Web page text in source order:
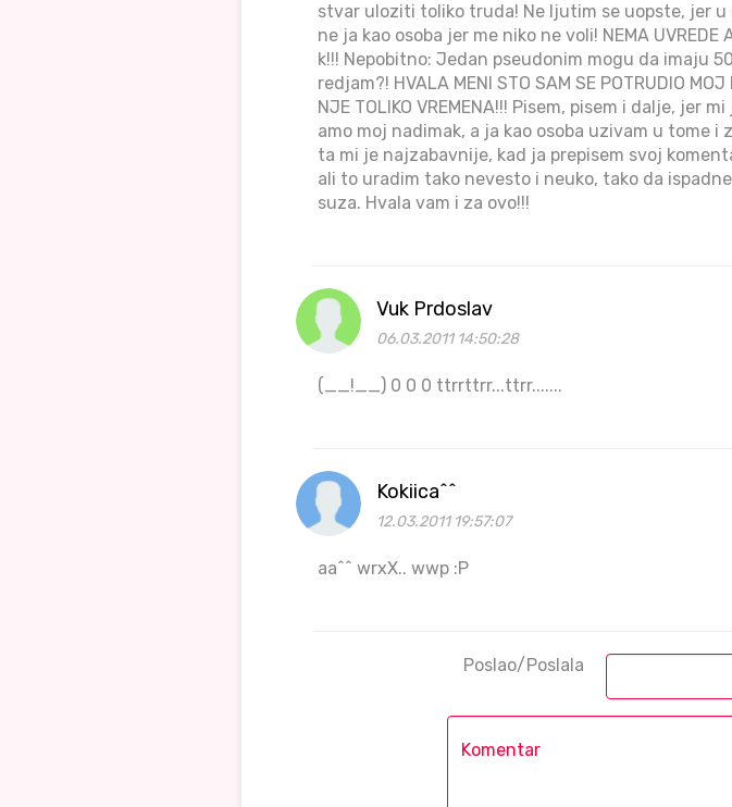
stvar uloziti toliko truda! Ne ljutim se uopste, jer
ne ja kao osoba jer me niko ne voli! NEMA UVREDE
k!!! Nepobitno: Jedan pseudonim mogu da imaju
redjam?! HVALA MENI STO SAM SE POTRUDIO
NJE TOLIKO VREMENA!!! Pisem, pisem i dalje, jer
amo moj nadimak, a ja kao osoba uzivam u tome i
ta mi je najzabavnije, kad ja prepisem svoj
ali to uradim tako nevesto i neuko, tako da
suza. Hvala vam i za ovo!!!
Vuk Prdoslav
06.03.2011 14:50:28
(__!__) 0 0 0 ttrrttrr...ttrr.......
Kokiica^^
12.03.2011 19:57:07
aa^^ wrxX.. wwp :P
Poslao/Poslala